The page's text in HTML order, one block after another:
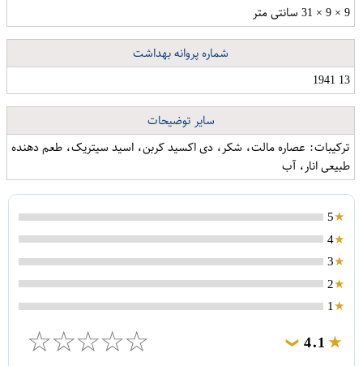
9 × 9 × 31 سانتی متر
شماره پروانه بهداشت
13 1941
سایر توضیحات
ترکیبات: عصاره مالت، شکر، دی اکسید کربن، اسید سیتریک، طعم دهنده
طبیعی انار، آب
5
4
3
2
1
4.1
❯
☆
☆
☆
☆
☆